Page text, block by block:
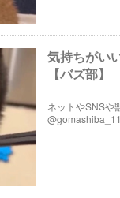
気持ちがい
【バズ部】
ネットやSNSや